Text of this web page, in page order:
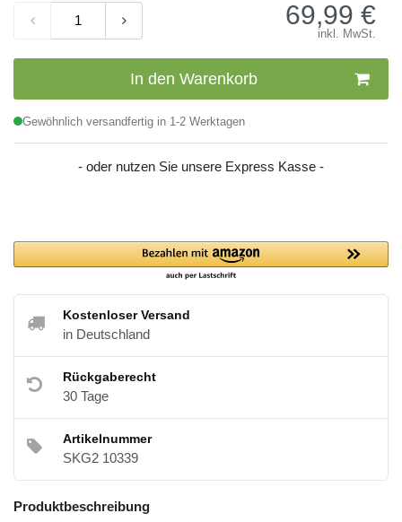
69,99 €
inkl. MwSt.
In den Warenkorb
Gewöhnlich versandfertig in 1-2 Werktagen
- oder nutzen Sie unsere Express Kasse -
Kostenloser Versand
in Deutschland
Rückgaberecht
30 Tage
Artikelnummer
SKG2 10339
Produktbeschreibung